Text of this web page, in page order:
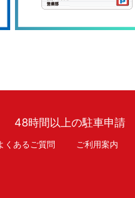
48時間以上の駐車申請
くあるご質問 ご利用案内